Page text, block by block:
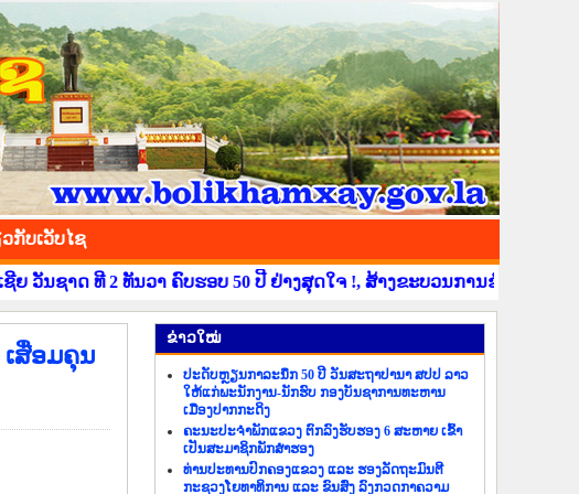
ກັບ​ເວັບ​ໄຊ
ນຊາດ ທີ 2 ທັນວາ ຄົບຮອບ 50 ປີ ຢ່າງສຸດໃຈ !, ສ້າງຂະບວນການຂໍ່ານັບຮັບຕ້ອນ ວັ
ສື່ອມຄຸນ
​ຂ່າວ​ໃໝ່
ປະດັບຫຼຽນກາລະນຶກ 50 ປີ ວັນສະຖາປານາ ສປປ ລາວ
ໃຫ້ແກ່ພະນັກງານ-ນັກຮົບ ກອງບັນຊາການທະຫານ
ເມືອງປາກກະດິງ
ຄະນະປະຈຳພັກແຂວງ ຕົກລົງຮັບຮອງ 6 ສະຫາຍ ເຂົ້າ
ເປັນສະມາຊິກພັກສຳຮອງ
ທ່ານປະທານປົກຄອງແຂວງ ແລະ ຮອງລັດຖະມົນຕີ
ກະຊວງໂຍທາທິການ ແລະ ຂົນສົ່ງ ລົງກວດກາຄວາມ